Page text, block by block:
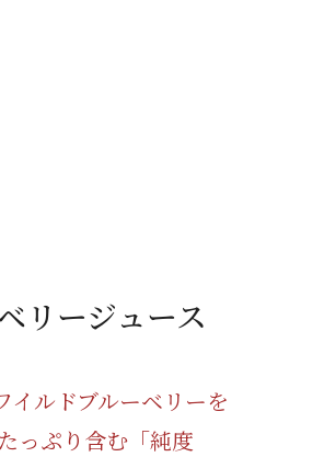
リージュース
イルドブルーベリーを
っぷり含む「純度